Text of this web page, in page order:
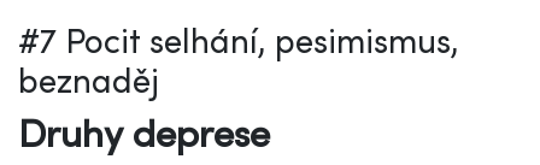
#7 Pocit selhání, pesimismus,
beznaděj
Druhy deprese